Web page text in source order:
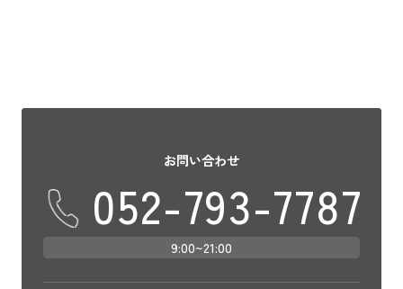
お問い合わせ
052-793-7787
9:00~21:00